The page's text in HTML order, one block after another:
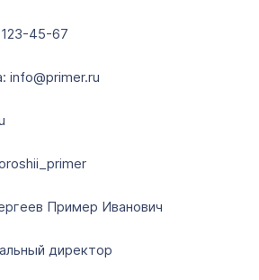
45-67
info@primer.ru
Пример Иванович
директор